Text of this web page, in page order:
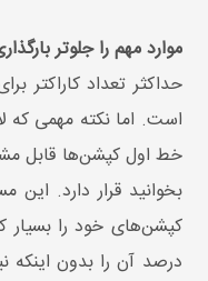
موارد مهم را جلوتر
است. اما نکته مهمی که
خط اول کپشن‌ها قابل
بخوانید قرار دارد.
درصد آن را بدون اینکه